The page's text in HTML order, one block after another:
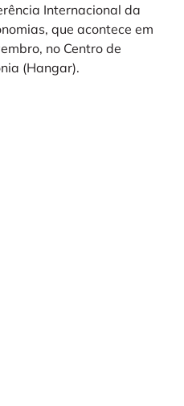
Internacional da
que acontece em
no Centro de
(Hangar).